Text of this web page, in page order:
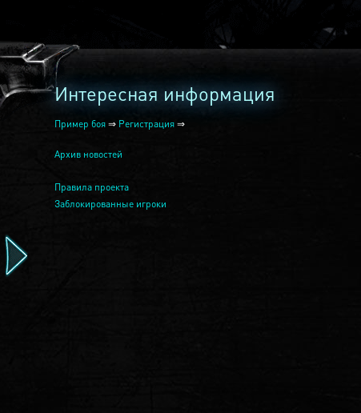
Интересная информация
Пример боя ⇒ Регистрация ⇒
Архив новостей
Правила проекта
Заблокированные игроки